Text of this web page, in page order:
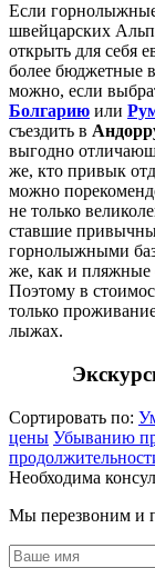
Если
швейцарских
открыть для себя
более бюджетные
можно, если
Болгарию или
съездить в
выгодно
же, кто привык
можно
не только
ставшие
горнолыжными
же, как и пляжные
Поэтому в
только
лыжах.
Сортировать по:
цены Убыванию
Необходима
Мы перезвоним и